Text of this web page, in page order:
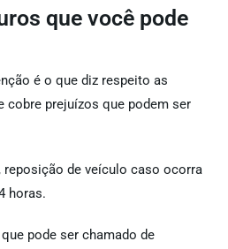
que você pode
é o que diz respeito as
cobre prejuízos que podem ser
de veículo caso ocorra
horas.
pode ser chamado de